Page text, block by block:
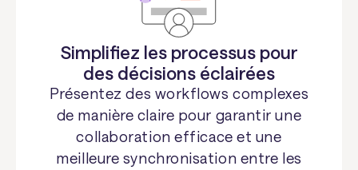
Simplifiez les processus pour
des décisions éclairées
Présentez des workflows complexes
de manière claire pour garantir une
collaboration efficace et une
meilleure synchronisation entre les